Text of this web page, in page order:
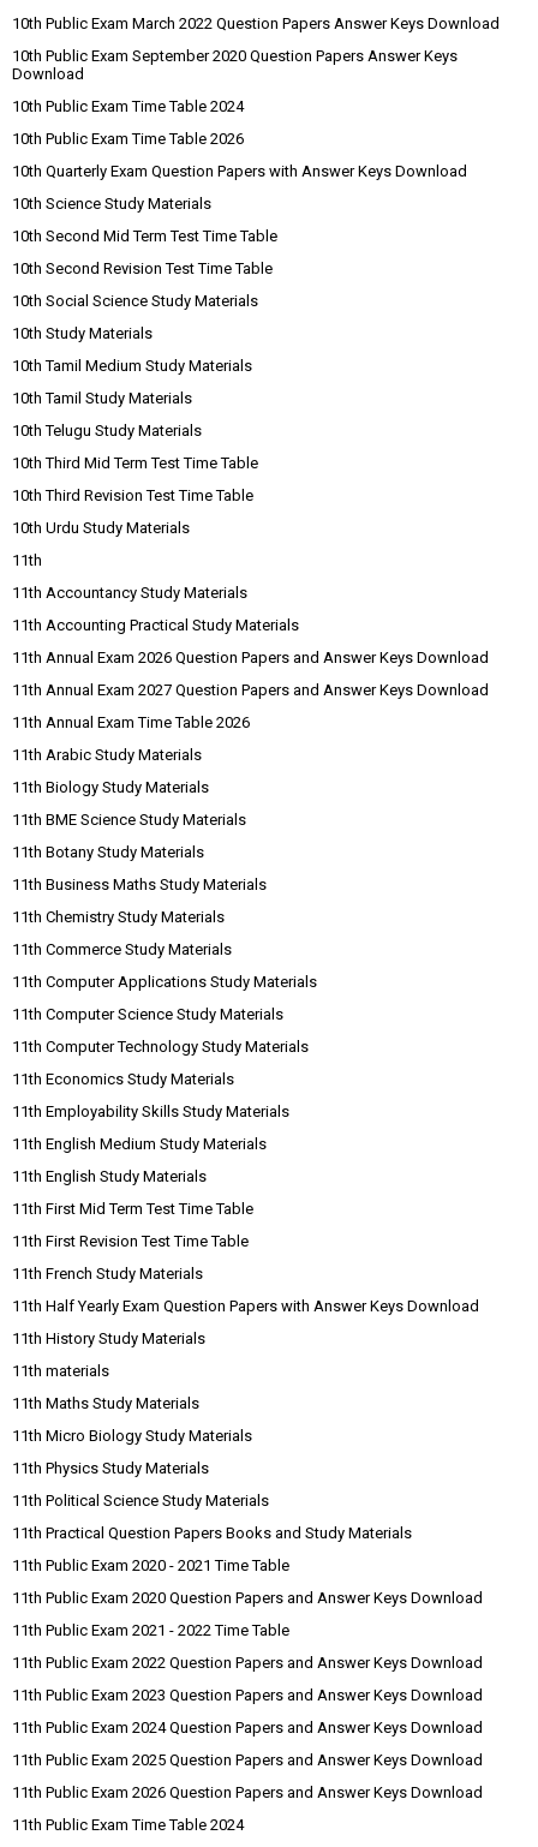
10th Public Exam March 2022 Question Papers Answer Keys Download
10th Public Exam September 2020 Question Papers Answer Keys
Download
10th Public Exam Time Table 2024
10th Public Exam Time Table 2026
10th Quarterly Exam Question Papers with Answer Keys Download
10th Science Study Materials
10th Second Mid Term Test Time Table
10th Second Revision Test Time Table
10th Social Science Study Materials
10th Study Materials
10th Tamil Medium Study Materials
10th Tamil Study Materials
10th Telugu Study Materials
10th Third Mid Term Test Time Table
10th Third Revision Test Time Table
10th Urdu Study Materials
11th
11th Accountancy Study Materials
11th Accounting Practical Study Materials
11th Annual Exam 2026 Question Papers and Answer Keys Download
11th Annual Exam 2027 Question Papers and Answer Keys Download
11th Annual Exam Time Table 2026
11th Arabic Study Materials
11th Biology Study Materials
11th BME Science Study Materials
11th Botany Study Materials
11th Business Maths Study Materials
11th Chemistry Study Materials
11th Commerce Study Materials
11th Computer Applications Study Materials
11th Computer Science Study Materials
11th Computer Technology Study Materials
11th Economics Study Materials
11th Employability Skills Study Materials
11th English Medium Study Materials
11th English Study Materials
11th First Mid Term Test Time Table
11th First Revision Test Time Table
11th French Study Materials
11th Half Yearly Exam Question Papers with Answer Keys Download
11th History Study Materials
11th materials
11th Maths Study Materials
11th Micro Biology Study Materials
11th Physics Study Materials
11th Political Science Study Materials
11th Practical Question Papers Books and Study Materials
11th Public Exam 2020 - 2021 Time Table
11th Public Exam 2020 Question Papers and Answer Keys Download
11th Public Exam 2021 - 2022 Time Table
11th Public Exam 2022 Question Papers and Answer Keys Download
11th Public Exam 2023 Question Papers and Answer Keys Download
11th Public Exam 2024 Question Papers and Answer Keys Download
11th Public Exam 2025 Question Papers and Answer Keys Download
11th Public Exam 2026 Question Papers and Answer Keys Download
11th Public Exam Time Table 2024